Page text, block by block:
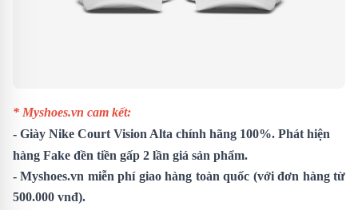
* Myshoes.vn cam kết:
- Giày Nike Court Vision Alta chính hãng 100%. Phát hiện
hàng Fake đền tiền gấp 2 lần giá sản phẩm.
- Myshoes.vn miễn phí giao hàng toàn quốc (với đơn hàng từ
500.000 vnđ).